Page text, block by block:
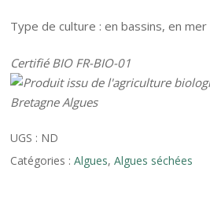
Type de culture : en bassins, en mer
Certifié BIO FR-BIO-01
UGS : ND
Catégories :Algues,Algues séchées